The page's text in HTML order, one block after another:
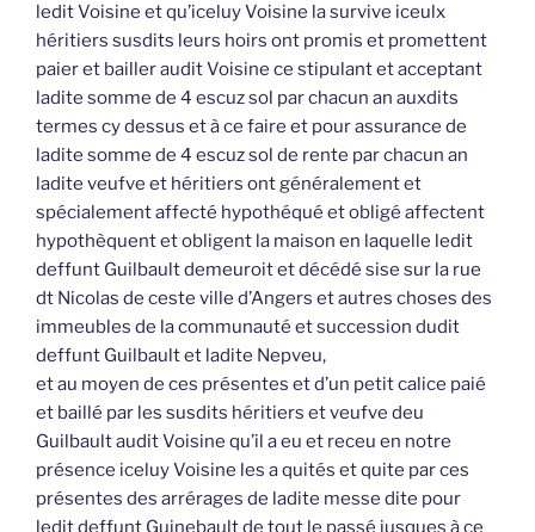
ledit Voisine et qu’iceluy Voisine la survive iceulx
héritiers susdits leurs hoirs ont promis et promettent
paier et bailler audit Voisine ce stipulant et acceptant
ladite somme de 4 escuz sol par chacun an auxdits
termes cy dessus et à ce faire et pour assurance de
ladite somme de 4 escuz sol de rente par chacun an
ladite veufve et héritiers ont généralement et
spécialement affecté hypothéqué et obligé affectent
hypothèquent et obligent la maison en laquelle ledit
deffunt Guilbault demeuroit et décédé sise sur la rue
dt Nicolas de ceste ville d’Angers et autres choses des
immeubles de la communauté et succession dudit
deffunt Guilbault et ladite Nepveu,
et au moyen de ces présentes et d’un petit calice paié
et baillé par les susdits héritiers et veufve deu
Guilbault audit Voisine qu’il a eu et receu en notre
présence iceluy Voisine les a quités et quite par ces
présentes des arrérages de ladite messe dite pour
ledit deffunt Guinebault de tout le passé jusques à ce